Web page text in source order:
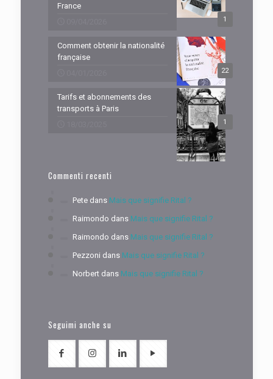
1
France
22
Comment obtenir la nationalité
française
1
Tarifs et abonnements des
transports à Paris
Commenti recenti
Petedans Mais que signifie Rital ?
Raimondo dans Mais que signifie Rital ?
Raimondo dans Mais que signifie Rital ?
Pezzoni dans Mais que signifie Rital ?
Norbertdans Mais que signifie Rital ?
Seguimi anche su